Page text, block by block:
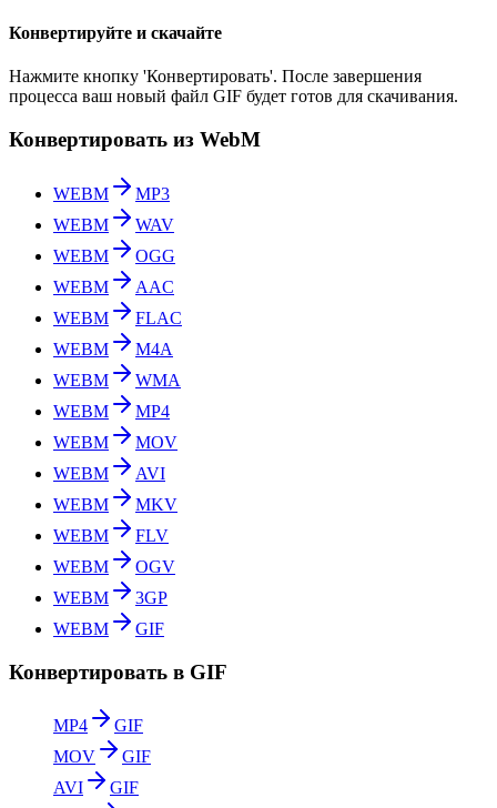
Конвертируйте и скачайте
Нажмите кнопку 'Конвертировать'. После завершения
процесса ваш новый файл GIF будет готов для скачивания.
Конвертировать из WebM
WEBM
MP3
WEBM
WAV
WEBM
OGG
WEBM
AAC
WEBM
FLAC
WEBM
M4A
WEBM
WMA
WEBM
MP4
WEBM
MOV
WEBM
AVI
WEBM
MKV
WEBM
FLV
WEBM
OGV
WEBM
3GP
WEBM
GIF
Конвертировать в GIF
MP4
GIF
MOV
GIF
AVI
GIF